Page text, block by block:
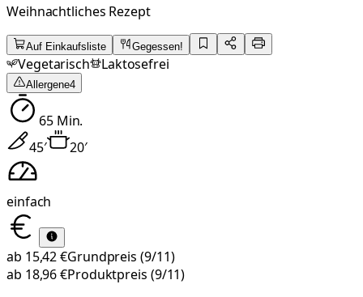
Weihnachtliches Rezept
Auf Einkaufsliste Gegessen!
Vegetarisch Laktosefrei
Allergene4
65Min.
45′ 20′
einfach
ab 15,42 €Grundpreis (9/11)
ab 18,96 €Produktpreis (9/11)